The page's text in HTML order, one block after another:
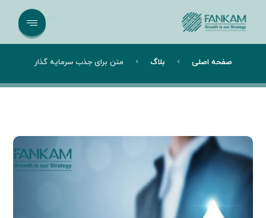
صفحه اصلی بلاگ متن برای جذب سرمایه گذار